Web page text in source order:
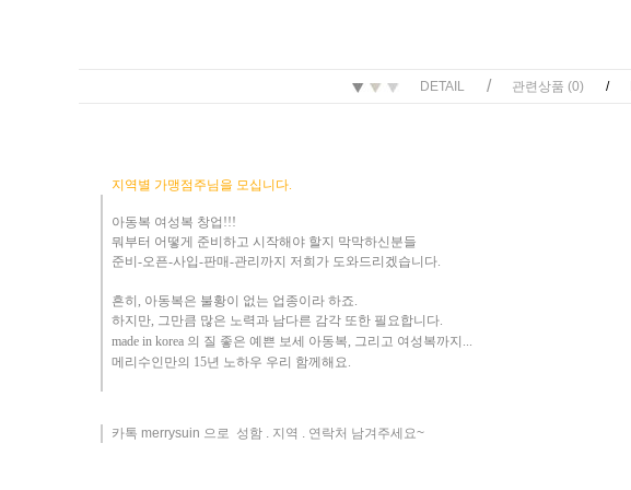
DETAIL / 관련상품 (0) /
지역별 가맹점주님을 모십니다.
아동복 여성복 창업!!!
뭐부터 어떻게 준비하고 시작해야 할지 막막하신분들
준비-오픈-사입-판매-관리까지 저희가 도와드리겠습니다.
흔히 , 아동복은 불황이 없는 업종이라 하죠.
하지만, 그만큼 많은 노력과 남다른 감각 또한 필요합니다.
made in korea 의 질 좋은 예쁜 보세 아동복, 그리고 여성복까지...
메리수인만의 15년 노하우 ​우리 함께해요.
카톡 merrysuin 으로 성함 . 지역 . 연락처 남겨주세요~